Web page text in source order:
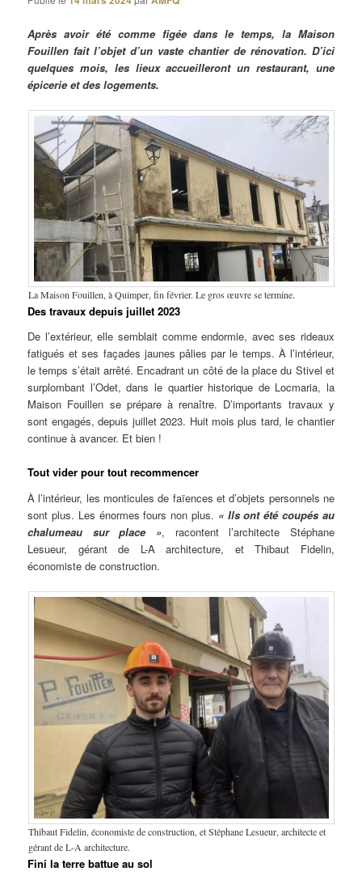
Après avoir été comme figée dans le temps, la Maison
Fouillen fait l’objet d’un vaste chantier de rénovation. D’ici
quelques mois, les lieux accueilleront un restaurant, une
épicerie et des logements.
La Maison Fouillen, à Quimper, fin février. Le gros œuvre se termine.
Des travaux depuis juillet 2023
De l’extérieur, elle semblait comme endormie, avec ses rideaux
fatigués et ses façades jaunes pâlies par le temps. À l’intérieur,
le temps s’était arrêté. Encadrant un côté de la place du Stivel et
surplombant l’Odet, dans le quartier historique de Locmaria, la
Maison Fouillen se prépare à renaître. D’importants travaux y
sont engagés, depuis juillet 2023. Huit mois plus tard, le chantier
continue à avancer. Et bien !
Tout vider pour tout recommencer
À l’intérieur, les monticules de faïences et d’objets personnels ne
sont plus. Les énormes fours non plus. « Ils ont été coupés au
chalumeau sur place », racontent l’architecte Stéphane
Lesueur, gérant de L-A architecture, et Thibaut Fidelin,
économiste de construction.
Thibaut Fidelin, économiste de construction, et Stéphane Lesueur, architecte et
gérant de L-A architecture.
Fini la terre battue au sol